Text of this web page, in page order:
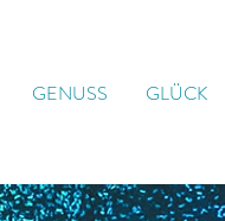
GENUSS GLÜCK